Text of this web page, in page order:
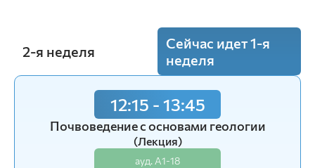
Демьяненко Т.Н.
10:15 - 11:45
Цифровая картография почв и земель
(Лаб.)
2-я неделя
Сейчас идет 1-я
неделя
12:15 - 13:45
Почвоведение с основами геологии
(Лекция)
ауд. А1-18